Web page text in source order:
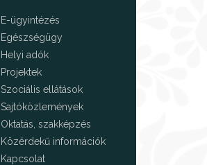
E-ügyintézés
Egészségügy
Helyi adók
Projektek
Szociális ellátások
Sajtóközlemények
Oktatás, szakképzés
Közérdekű információk
Kapcsolat